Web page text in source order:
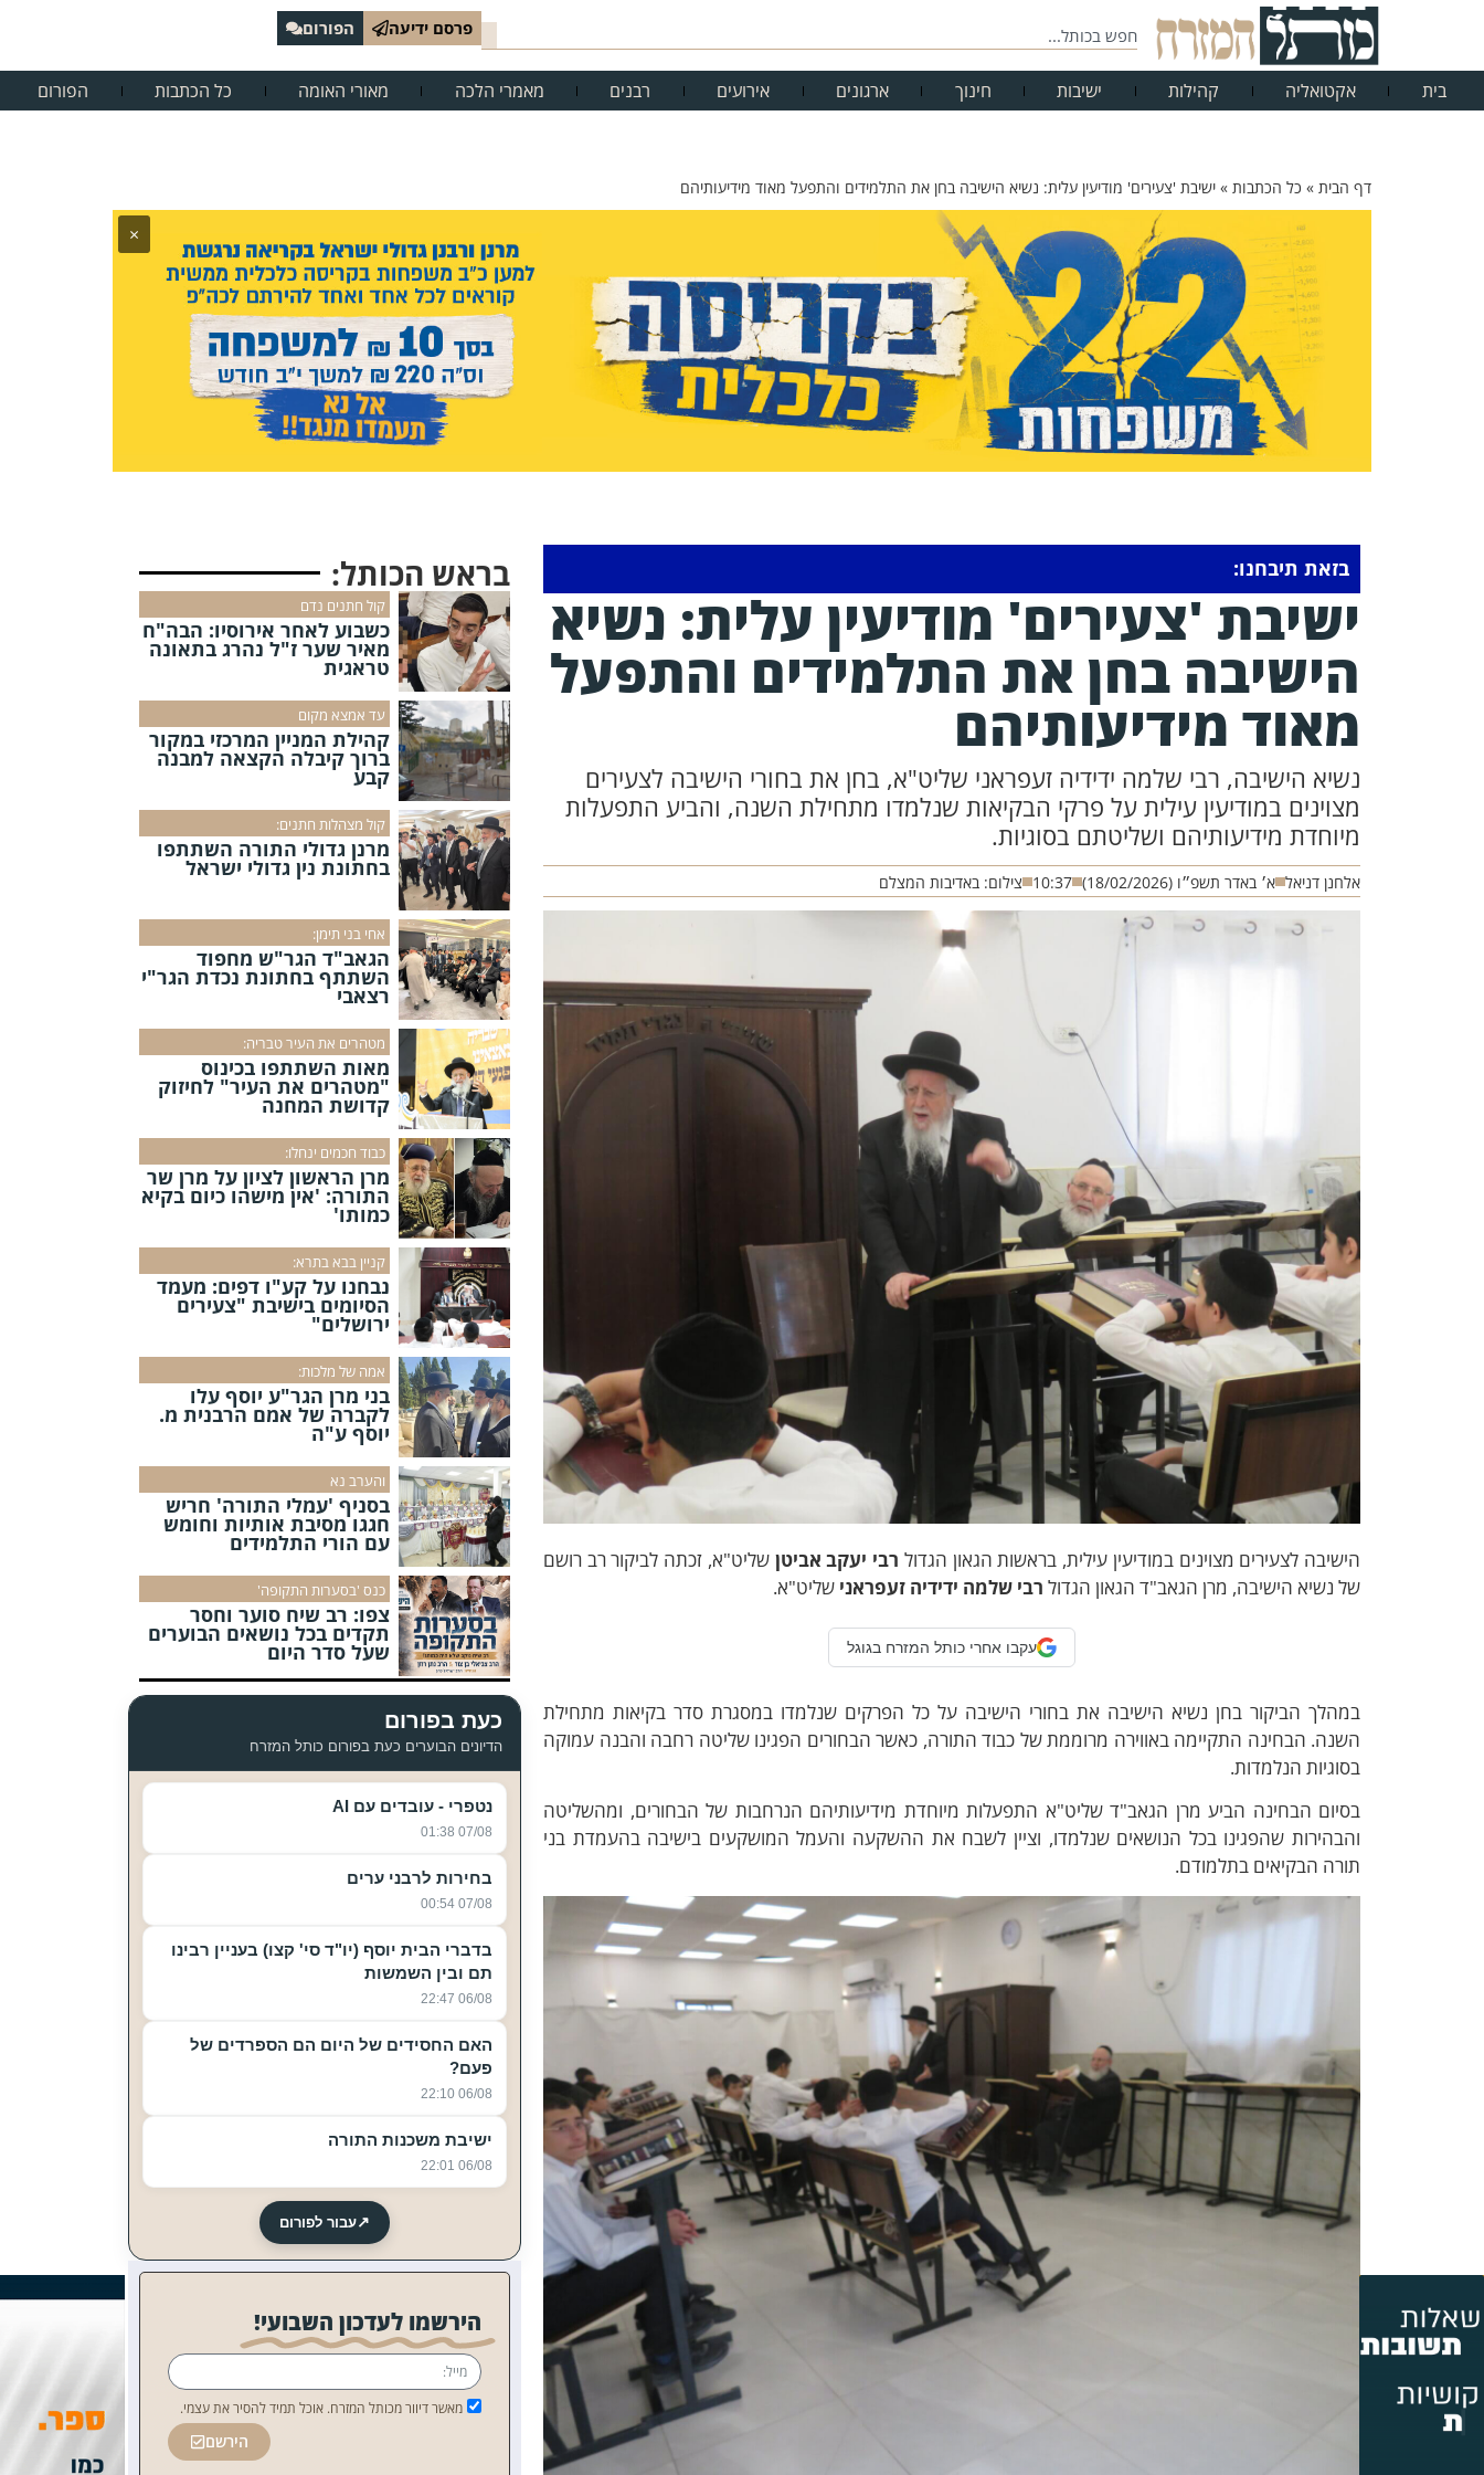
פרסם ידיעה הפורום
בית אקטואליה קהילות ישיבות חינוך ארגונים אירועים רבנים מאמרי הלכה מאורי האומה כל הכתבות הפורום
דף הבית » כל הכתבות » ישיבת 'צעירים' מודיעין עלית: נשיא הישיבה בחן את התלמידים והתפעל מאוד מידיעותיהם
×
בזאת תיבחנו:
ישיבת 'צעירים' מודיעין עלית: נשיא
הישיבה בחן את התלמידים והתפעל
מאוד מידיעותיהם
נשיא הישיבה, רבי שלמה ידידיה זעפראני שליט"א, בחן את בחורי הישיבה לצעירים
מצוינים במודיעין עילית על פרקי הבקיאות שנלמדו מתחילת השנה, והביע התפעלות
מיוחדת מידיעותיהם ושליטתם בסוגיות.
אלחנן דניאל א׳ באדר תשפ״ו (18/02/2026) 10:37 צילום: באדיבות המצלם
הישיבה לצעירים מצוינים במודיעין עילית, בראשות הגאון הגדול רבי יעקב אביטן שליט"א, זכתה לביקור רב רושם
של נשיא הישיבה, מרן הגאב"ד הגאון הגדול רבי שלמה ידידיה זעפראני שליט"א.
עקבו אחרי כותל המזרח בגוגל
במהלך הביקור בחן נשיא הישיבה את בחורי הישיבה על כל הפרקים שנלמדו במסגרת סדר בקיאות מתחילת
השנה. הבחינה התקיימה באווירה מרוממת של כבוד התורה, כאשר הבחורים הפגינו שליטה רחבה והבנה עמוקה
בסוגיות הנלמדות.
בסיום הבחינה הביע מרן הגאב"ד שליט"א התפעלות מיוחדת מידיעותיהם הנרחבות של הבחורים, ומהשליטה
והבהירות שהפגינו בכל הנושאים שנלמדו, וציין לשבח את ההשקעה והעמל המושקעים בישיבה בהעמדת בני
תורה הבקיאים בתלמודם.
בראש הכותל:
קול חתנים נדם
כשבוע לאחר אירוסיו: הבה"ח
מאיר שער ז"ל נהרג בתאונה
טראגית
עד אמצא מקום
קהילת המניין המרכזי במקור
ברוך קיבלה הקצאה למבנה
קבע
קול מצהלות חתנים:
מרנן גדולי התורה השתתפו
בחתונת נין גדולי ישראל
אחי בני תימן:
הגאב"ד הגר"ש מחפוד
השתתף בחתונת נכדת הגר"י
רצאבי
מטהרים את העיר טבריה:
מאות השתתפו בכינוס
"מטהרים את העיר" לחיזוק
קדושת המחנה
כבוד חכמים ינחלו:
מרן הראשון לציון על מרן שר
התורה: 'אין מישהו כיום בקיא
כמותו'
קניין בבא בתרא:
נבחנו על קע"ו דפים: מעמד
הסיומים בישיבת "צעירים
ירושלים"
אמה של מלכות:
בני מרן הגר"ע יוסף עלו
לקברה של אמם הרבנית מ.
יוסף ע"ה
והערב נא
בסניף 'עמלי התורה' חריש
חגגו מסיבת אותיות וחומש
עם הורי התלמידים
כנס 'בסערות התקופה'
צפו: רב שיח סוער וחסר
תקדים בכל נושאים הבוערים
שעל סדר היום
כעת בפורום
הדיונים הבוערים כעת בפורום כותל המזרח
נטפרי - עובדים עם AI
07/08 01:38
בחירות לרבני ערים
07/08 00:54
בדברי הבית יוסף (יו"ד סי' קצו) בעניין רבינו
תם ובין השמשות
06/08 22:47
האם החסידים של היום הם הספרדים של
פעם?
06/08 22:10
ישיבת משכנות התורה
06/08 22:01
↗עבור לפורום
הירשמו לעדכון השבועי!
מאשר דיוור מכותל המזרח. אוכל תמיד להסיר את עצמי.
הירשם